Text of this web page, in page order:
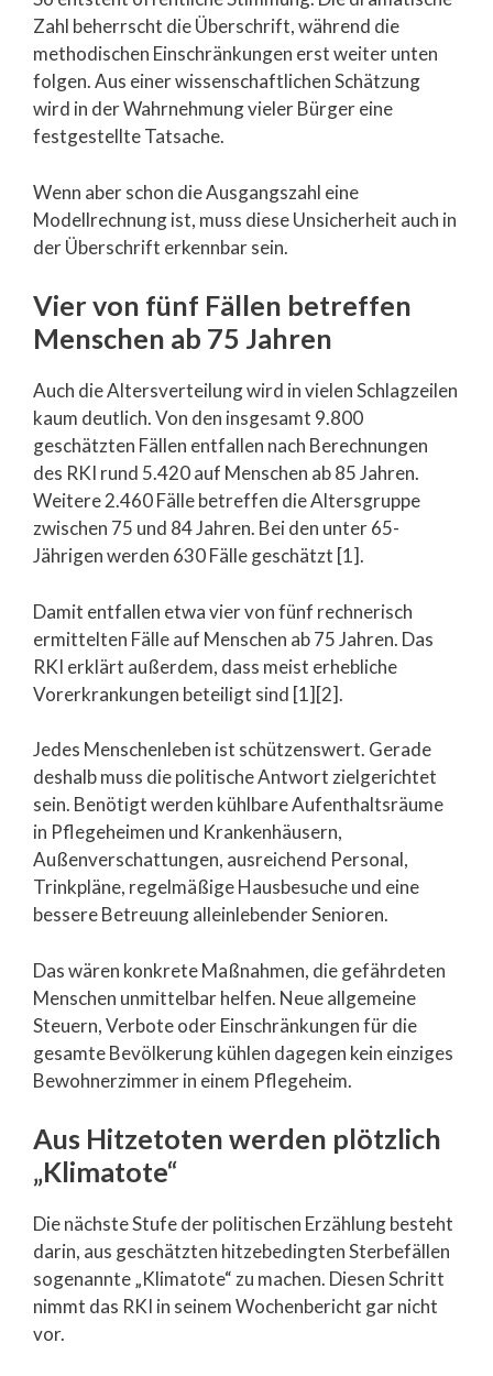
Zahl beherrscht die Überschrift, während die
methodischen Einschränkungen erst weiter unten
folgen. Aus einer wissenschaftlichen Schätzung
wird in der Wahrnehmung vieler Bürger eine
festgestellte Tatsache.
Wenn aber schon die Ausgangszahl eine
Modellrechnung ist, muss diese Unsicherheit auch in
der Überschrift erkennbar sein.
Vier von fünf Fällen betreffen
Menschen ab 75 Jahren
Auch die Altersverteilung wird in vielen Schlagzeilen
kaum deutlich. Von den insgesamt 9.800
geschätzten Fällen entfallen nach Berechnungen
des RKI rund 5.420 auf Menschen ab 85 Jahren.
Weitere 2.460 Fälle betreffen die Altersgruppe
zwischen 75 und 84 Jahren. Bei den unter 65-
Jährigen werden 630 Fälle geschätzt [1].
Damit entfallen etwa vier von fünf rechnerisch
ermittelten Fälle auf Menschen ab 75 Jahren. Das
RKI erklärt außerdem, dass meist erhebliche
Vorerkrankungen beteiligt sind [1][2].
Jedes Menschenleben ist schützenswert. Gerade
deshalb muss die politische Antwort zielgerichtet
sein. Benötigt werden kühlbare Aufenthaltsräume
in Pflegeheimen und Krankenhäusern,
Außenverschattungen, ausreichend Personal,
Trinkpläne, regelmäßige Hausbesuche und eine
bessere Betreuung alleinlebender Senioren.
Das wären konkrete Maßnahmen, die gefährdeten
Menschen unmittelbar helfen. Neue allgemeine
Steuern, Verbote oder Einschränkungen für die
gesamte Bevölkerung kühlen dagegen kein einziges
Bewohnerzimmer in einem Pflegeheim.
Aus Hitzetoten werden plötzlich
„Klimatote“
Die nächste Stufe der politischen Erzählung besteht
darin, aus geschätzten hitzebedingten Sterbefällen
sogenannte „Klimatote“ zu machen. Diesen Schritt
nimmt das RKI in seinem Wochenbericht gar nicht
vor.